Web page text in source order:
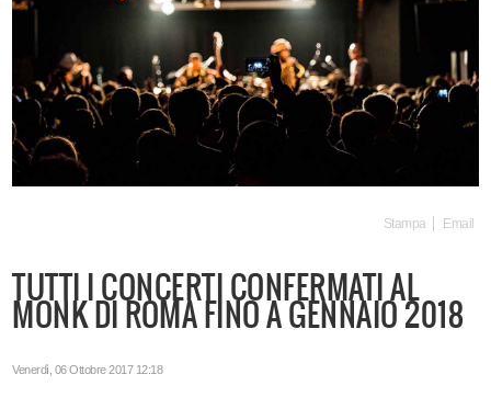
Stampa Email
TUTTI I CONCERTI CONFERMATI AL
MONK DI ROMA FINO A GENNAIO 2018
Venerdì, 06 Ottobre 2017 12:18